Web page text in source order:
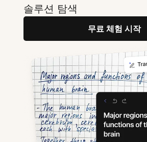
솔루션 탐색
무료 체험 시작